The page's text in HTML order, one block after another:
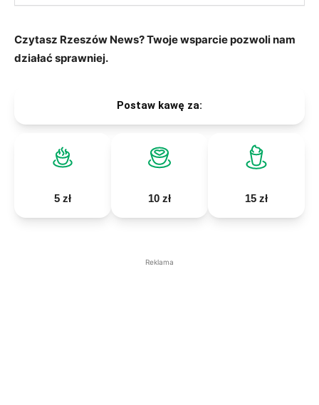
Czytasz Rzeszów News? Twoje wsparcie pozwoli nam
działać sprawniej.
Postaw kawę za:
5 zł 10 zł 15 zł
Reklama